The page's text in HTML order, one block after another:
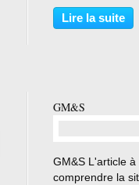
dire entre deux
justesse en
Lire la suite
GM&S
GM&S L'article
comprendre la